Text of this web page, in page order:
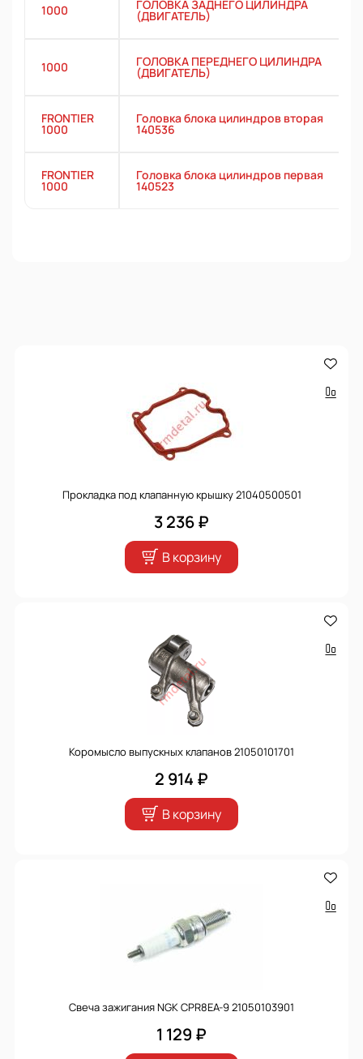
1000 ГОЛОВКА ЗАДНЕГО ЦИЛИНДРА
(ДВИГАТЕЛЬ)
1000 ГОЛОВКА ПЕРЕДНЕГО ЦИЛИНДРА
(ДВИГАТЕЛЬ)
FRONTIER
1000
Головка блока цилиндров вторая
140536
FRONTIER
1000
Головка блока цилиндров первая
140523
Прокладка под клапанную крышку 21040500501
3 236 ₽
В корзину
Коромысло выпускных клапанов 21050101701
2 914 ₽
В корзину
Свеча зажигания NGK CPR8EA-9 21050103901
1 129 ₽